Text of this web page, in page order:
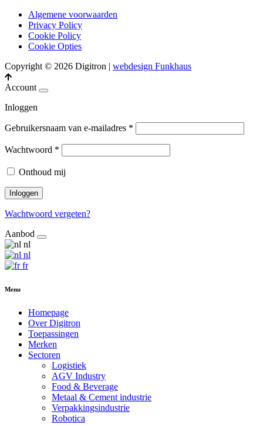
Algemene voorwaarden
Privacy Policy
Cookie Policy
Cookie Opties
Copyright © 2026 Digitron | webdesign Funkhaus
Account
Inloggen
Gebruikersnaam van e-mailadres *
Wachtwoord *
Onthoud mij
Inloggen
Wachtwoord vergeten?
Aanbod
nl
nl
fr
Menu
Homepage
Over Digitron
Toepassingen
Merken
Sectoren
Logistiek
AGV Industry
Food & Beverage
Metaal & Cement industrie
Verpakkingsindustrie
Robotica